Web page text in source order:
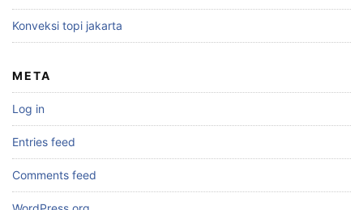
Konveksi topi jakarta
META
Log in
Entries feed
Comments feed